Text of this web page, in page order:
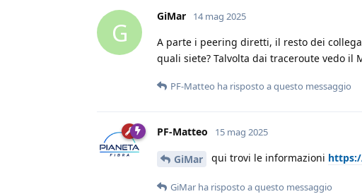
G
GiMar 14 mag 2025
A parte i peering diretti, il resto dei
quali siete? Talvolta dai traceroute vedo
PF-Matteo ha risposto a questo messaggio
PF-Matteo 15 mag 2025
GiMar qui trovi le informazioni
GiMar ha risposto a questo messaggio